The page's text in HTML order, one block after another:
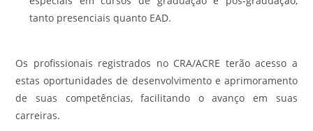
tanto presenciais quanto EAD.
Os profissionais registrados no CRA/ACRE terão acesso a
estas oportunidades de desenvolvimento e aprimoramento
de suas competências, facilitando o avanço em suas
carreiras.